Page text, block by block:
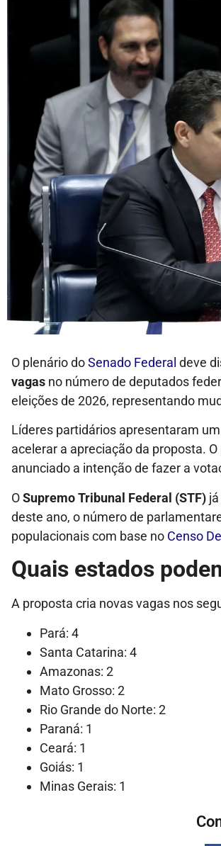
O plenário doSenado Federal deve
vagas no número de deputados
eleições de 2026, representando
Líderes partidários apresentaram
acelerar a apreciação da proposta.
anunciado a intenção de fazer a
OSupremo Tribunal Federal (STF)
deste ano, o número de
populacionais com base no Censo
Quais estados
A proposta cria novas vagas nos
Pará: 4
Santa Catarina: 4
Amazonas: 2
Mato Grosso: 2
Rio Grande do Norte: 2
Paraná: 1
Ceará: 1
Goiás: 1
Minas Gerais: 1